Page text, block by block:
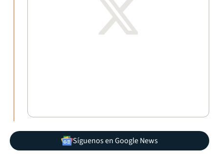
Síguenos en Google News